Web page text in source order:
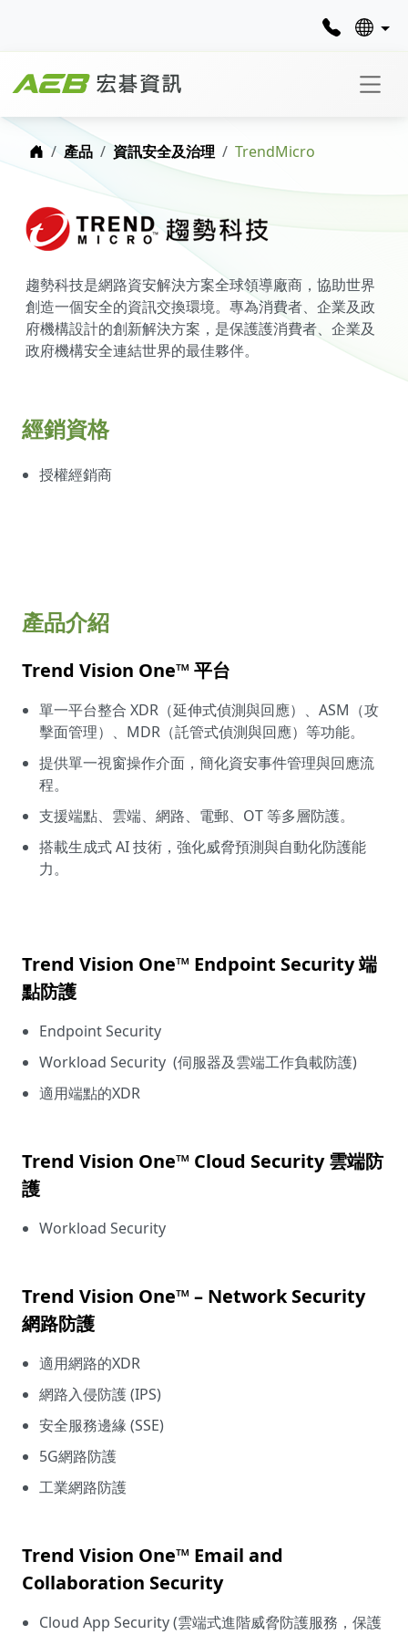
首頁產品 資訊安全及治理 TrendMicro
趨勢科技是網路資安解決方案全球領導廠商，協助世界
創造一個安全的資訊交換環境。專為消費者、企業及政
府機構設計的創新解決方案，是保護護消費者、企業及
政府機構安全連結世界的最佳夥伴。
經銷資格
授權經銷商
產品介紹
Trend Vision One™ 平台
單一平台整合 XDR（延伸式偵測與回應）、ASM（攻
擊面管理）、MDR（託管式偵測與回應）等功能。
提供單一視窗操作介面，簡化資安事件管理與回應流
程。
支援端點、雲端、網路、電郵、OT 等多層防護。
搭載生成式 AI 技術，強化威脅預測與自動化防護能
力。
Trend Vision One™ Endpoint Security 端
點防護
Endpoint Security
Workload Security (伺服器及雲端工作負載防護)
適用端點的XDR
Trend Vision One™ Cloud Security 雲端防
護
Workload Security
Trend Vision One™ – Network Security
網路防護
適用網路的XDR
網路入侵防護 (IPS)
安全服務邊緣 (SSE)
5G網路防護
工業網路防護
Trend Vision One™ Email and
Collaboration Security
Cloud App Security (雲端式進階威脅防護服務，保護